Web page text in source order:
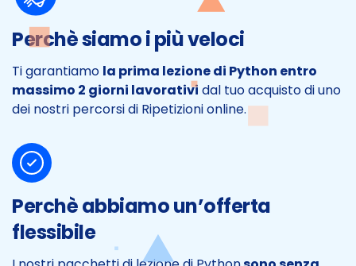
Perchè siamo i più veloci
Ti garantiamo la prima lezione di Python entro
massimo 2 giorni lavorativi dal tuo acquisto di uno
dei nostri percorsi di Ripetizioni online.
Perchè abbiamo un’offerta
flessibile